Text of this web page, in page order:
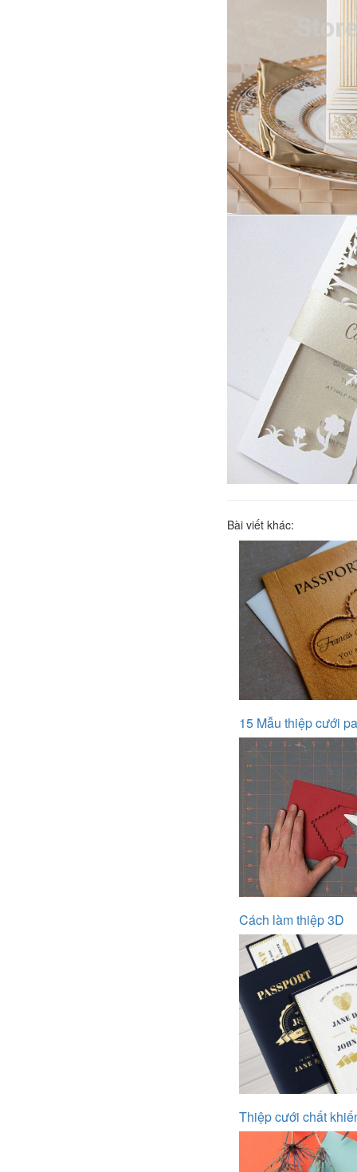
Bài viết khác:
15 Mẫu thiệp cưới
Cách làm thiệp 3D
Thiệp cưới chất